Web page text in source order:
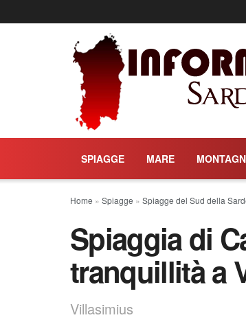
SPIAGGE MARE
Home » Spiagge » Spiagge del Sud della
Spiaggia di
tranquillità a
Villasimius